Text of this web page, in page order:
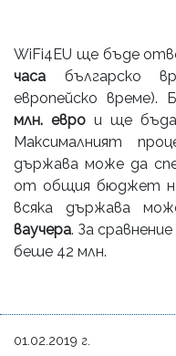
WiFi4EU ще бъде
часа българско
европейско
млн. евро и ще
Максималният
държава може да
от общия бюджет на
всяка държава
ваучера. За
беше 42 млн.
01.02.2019 г.